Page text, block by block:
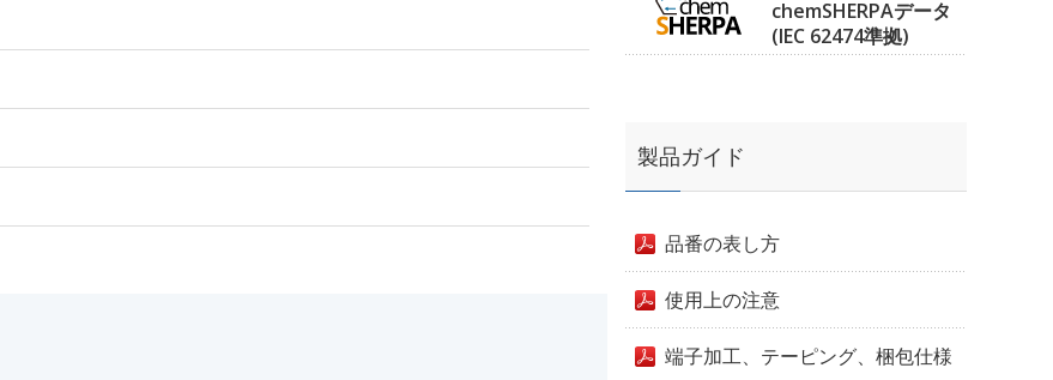
chemSHERPAデータ
(IEC 62474準拠)
製品ガイド
品番の表し方
使用上の注意
端子加工、テーピング、梱包仕様